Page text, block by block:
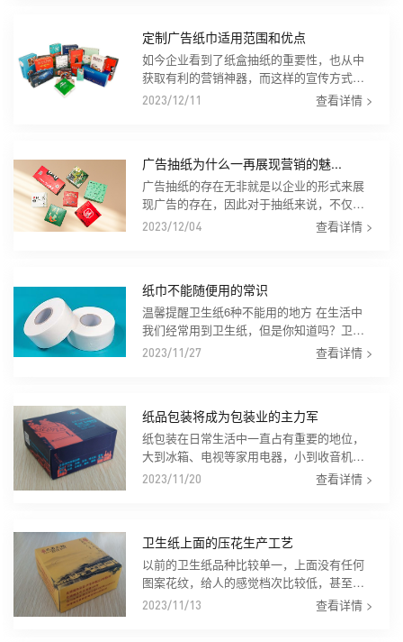
定制广告纸巾适用范围和优点
如今企业看到了纸盒抽纸的重要性，也从中
获取有利的营销神器，而这样的宣传方式，
正是企业所要得到的，也是企业所要面临的
2023/12/11 查看详情 >
广告抽纸为什么一再展现营销的魅...
广告抽纸的存在无非就是以企业的形式来展
现广告的存在，因此对于抽纸来说，不仅要
起到营销的魅力，还要以广告宣传为主力，
2023/12/04 查看详情 >
纸巾不能随便用的常识
温馨提醒卫生纸6种不能用的地方 在生活中
我们经常用到卫生纸，但是你知道吗？卫生
纸不能用的地方吗？ 1、千万别用卫生纸擦
2023/11/27 查看详情 >
纸品包装将成为包装业的主力军
纸包装在日常生活中一直占有重要的地位，
大到冰箱、电视等家用电器，小到收音机、
MP3，几乎所有产品的外包装都是纸制品。
2023/11/20 查看详情 >
卫生纸上面的压花生产工艺
以前的卫生纸品种比较单一，上面没有任何
图案花纹，给人的感觉档次比较低，甚至两
边的压边花也没有 近年来，随着市场的需
2023/11/13 查看详情 >